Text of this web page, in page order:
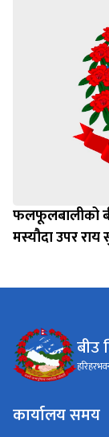
फलफूलबालीको
मस्यौदा उपर
बीउ
कार्यालय समय